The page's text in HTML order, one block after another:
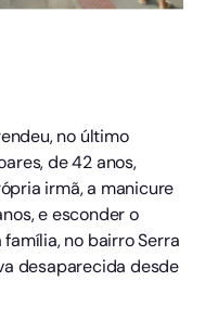
no último
de 42 anos,
irmã, a manicure
e esconder o
no bairro Serra
desaparecida desde